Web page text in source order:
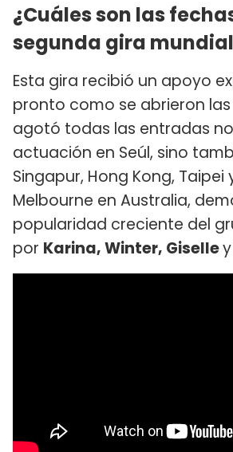
¿Cuáles son las
segunda gira
Esta gira recibió un apoyo
pronto como se abrieron
agotó todas las entradas
actuación en Seúl, sino
Singapur, Hong Kong, Taipei
Melbourne en Australia,
popularidad creciente del
por Karina, Winter, Giselley